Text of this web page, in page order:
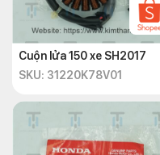
Cuộn lửa 150 xe SH2017
SKU: 31220K78V01